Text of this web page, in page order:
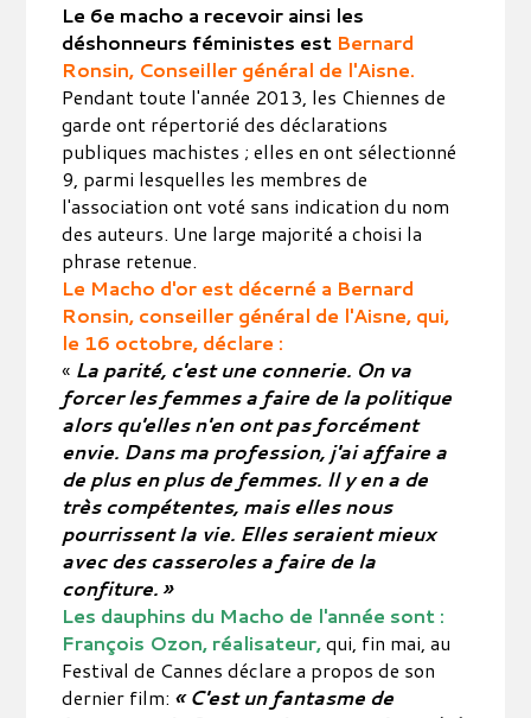
Le 6e macho a recevoir ainsi les
déshonneurs féministes est Bernard
Ronsin, Conseiller général de l'Aisne.
Pendant toute l'année 2013, les Chiennes de
garde ont répertorié des déclarations
publiques machistes ; elles en ont sélectionné
9, parmi lesquelles les membres de
l'association ont voté sans indication du nom
des auteurs. Une large majorité a choisi la
phrase retenue.
Le Macho d'or est décerné a Bernard
Ronsin, conseiller général de l'Aisne, qui,
le 16 octobre, déclare :
« La parité, c'est une connerie. On va
forcer les femmes a faire de la politique
alors qu'elles n'en ont pas forcément
envie. Dans ma profession, j'ai affaire a
de plus en plus de femmes. Il y en a de
très compétentes, mais elles nous
pourrissent la vie. Elles seraient mieux
avec des casseroles a faire de la
confiture. »
Les dauphins du Macho de l'année sont :
François Ozon, réalisateur,qui, fin mai, au
Festival de Cannes déclare a propos de son
dernier film: « C'est un fantasme de